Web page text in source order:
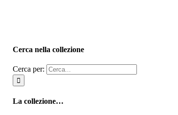
Cerca nella collezione
Cerca per:
La collezione…